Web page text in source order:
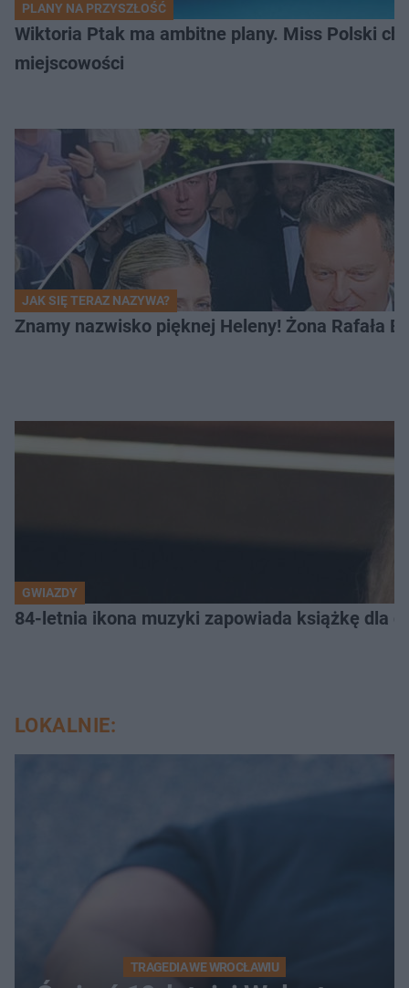
PLANY NA PRZYSZŁOŚĆ
Wiktoria Ptak ma ambitne plany. Miss Polski
miejscowości
JAK SIĘ TERAZ NAZYWA?
Znamy nazwisko pięknej Heleny! Żona Rafała
GWIAZDY
84-letnia ikona muzyki zapowiada książkę dla
LOKALNIE:
TRAGEDIA WE WROCŁAWIU